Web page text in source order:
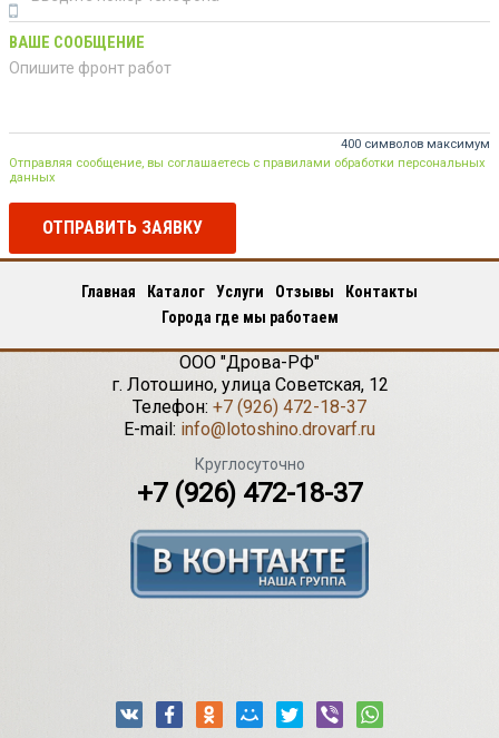
ВАШЕ СООБЩЕНИЕ
400 символов максимум
Отправляя сообщение, вы соглашаетесь с правилами обработки персональных
данных
ОТПРАВИТЬ ЗАЯВКУ
Главная Каталог Услуги Отзывы
Контакты
Города где мы работаем
ООО "Дрова-РФ"
г. Лотошино, улица Советская, 12
Телефон: +7 (926) 472-18-37
E-mail: info@lotoshino.drovarf.ru
Круглосуточно
+7 (926) 472-18-37